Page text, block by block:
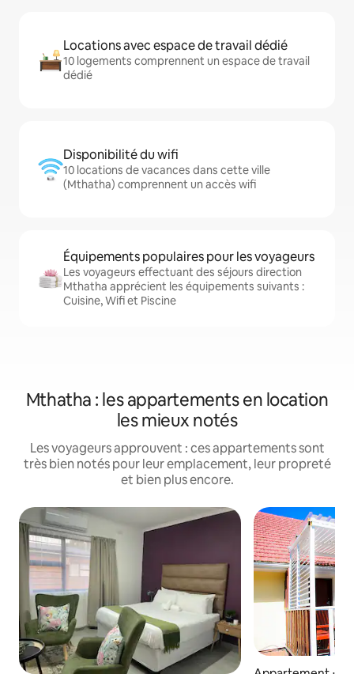
Locations avec espace de travail dédié
10 logements comprennent un espace de travail
dédié
Disponibilité du wifi
10 locations de vacances dans cette ville
(Mthatha) comprennent un accès wifi
Équipements populaires pour les voyageurs
Les voyageurs effectuant des séjours direction
Mthatha apprécient les équipements suivants :
Cuisine, Wifi et Piscine
Mthatha : les appartements en location
les mieux notés
Les voyageurs approuvent : ces appartements sont
très bien notés pour leur emplacement, leur propreté
et bien plus encore.